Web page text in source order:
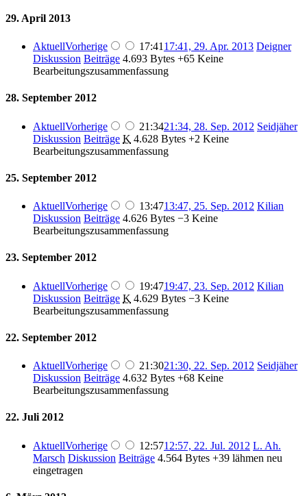
29. April 2013
AktuellVorherige 17:41 17:41, 29. Apr. 2013 Deigner
Diskussion Beiträge 4.693 Bytes +65 Keine
Bearbeitungszusammenfassung
28. September 2012
AktuellVorherige 21:3421:34, 28. Sep. 2012 Seidjäher
Diskussion Beiträge K 4.628 Bytes +2 Keine
Bearbeitungszusammenfassung
25. September 2012
AktuellVorherige 13:4713:47, 25. Sep. 2012 Kilian
Diskussion Beiträge 4.626 Bytes −3 Keine
Bearbeitungszusammenfassung
23. September 2012
AktuellVorherige 19:4719:47, 23. Sep. 2012 Kilian
Diskussion Beiträge K 4.629 Bytes −3 Keine
Bearbeitungszusammenfassung
22. September 2012
AktuellVorherige 21:3021:30, 22. Sep. 2012 Seidjäher
Diskussion Beiträge 4.632 Bytes +68 Keine
Bearbeitungszusammenfassung
22. Juli 2012
AktuellVorherige 12:5712:57, 22. Jul. 2012 L. Ah.
Marsch Diskussion Beiträge 4.564 Bytes +39 lähmen neu
eingetragen